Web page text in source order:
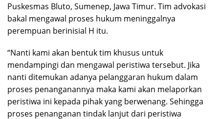
Puskesmas Bluto, Sumenep, Jawa Timur. Tim advokasi
bakal mengawal proses hukum meninggalnya
perempuan berinisial H itu.
“Nanti kami akan bentuk tim khusus untuk
mendampingi dan mengawal peristiwa tersebut. Jika
nanti ditemukan adanya pelanggaran hukum dalam
proses penanganannya maka kami akan melaporkan
peristiwa ini kepada pihak yang berwenang. Sehingga
proses penanganan tindak lanjut dari peristiwa